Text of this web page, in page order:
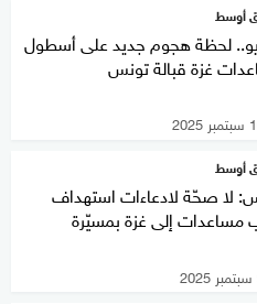
أوسط
لحظة هجوم جديد على أسطول
غزة قبالة تونس
أوسط
لا صحّة لادعاءات استهداف
مساعدات إلى غزة بمسيّرة